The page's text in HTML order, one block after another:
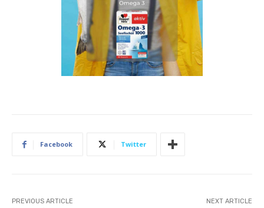
Facebook Twitter
PREVIOUS ARTICLE NEXT ARTICLE